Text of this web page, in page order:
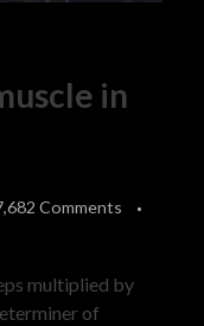
in
Comments
multiplied by
of